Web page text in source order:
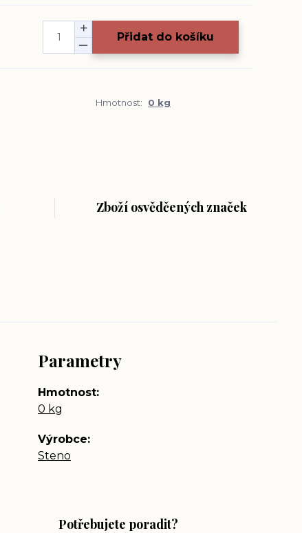
Přidat do košíku
Hmotnost:
0 kg
Zboží osvědčených značek
Parametry
Hmotnost
0 kg
Výrobce
Steno
Potřebujete poradit?